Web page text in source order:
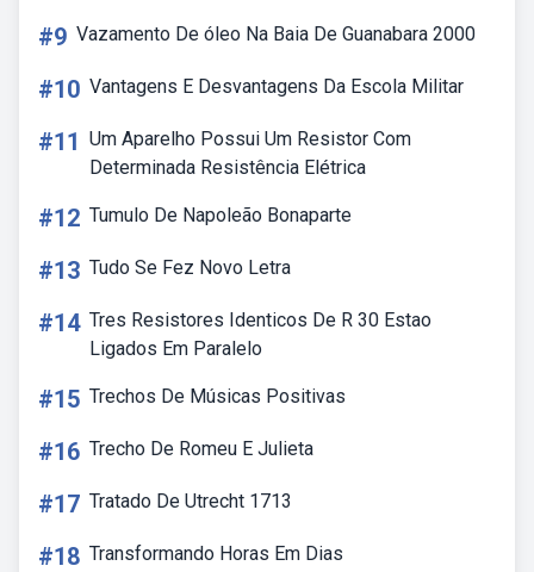
#9 Vazamento De óleo Na Baia De Guanabara 2000
#10 Vantagens E Desvantagens Da Escola Militar
#11 Um Aparelho Possui Um Resistor Com
Determinada Resistência Elétrica
#12 Tumulo De Napoleão Bonaparte
#13 Tudo Se Fez Novo Letra
#14 Tres Resistores Identicos De R 30 Estao
Ligados Em Paralelo
#15 Trechos De Músicas Positivas
#16 Trecho De Romeu E Julieta
#17 Tratado De Utrecht 1713
#18 Transformando Horas Em Dias